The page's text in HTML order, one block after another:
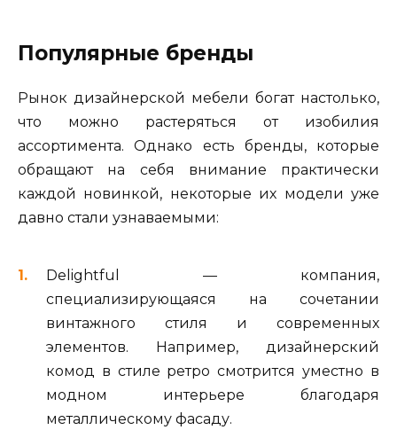
Популярные бренды
Рынок дизайнерской мебели богат настолько,
что можно растеряться от изобилия
ассортимента. Однако есть бренды, которые
обращают на себя внимание практически
каждой новинкой, некоторые их модели уже
давно стали узнаваемыми:
Delightful — компания,
специализирующаяся на сочетании
винтажного стиля и современных
элементов. Например, дизайнерский
комод в стиле ретро смотрится уместно в
модном интерьере благодаря
металлическому фасаду.